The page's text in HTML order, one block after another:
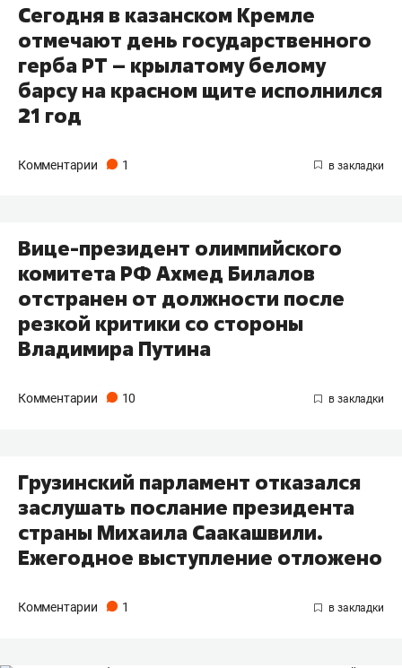
Сегодня в казанском Кремле
отмечают день государственного
герба РТ – крылатому белому
барсу на красном щите исполнился
21 год
Комментарии 1
Вице-президент олимпийского
комитета РФ Ахмед Билалов
отстранен от должности после
резкой критики со стороны
Владимира Путина
Комментарии 10
Грузинский парламент отказался
заслушать послание президента
страны Михаила Саакашвили.
Ежегодное выступление отложено
Комментарии 1